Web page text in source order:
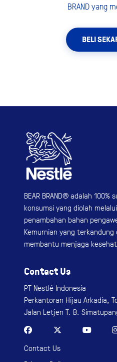
BRAND yang
BELI
BEAR BRAND® adalah 100%
konsumsi yang diolah
penambahan bahan
Kemurnian yang
membantu menjaga
Contact Us
PT Nestlé Indonesia
Perkantoran Hijau Arkadia,
Jalan Letjen T. B.
Contact Us